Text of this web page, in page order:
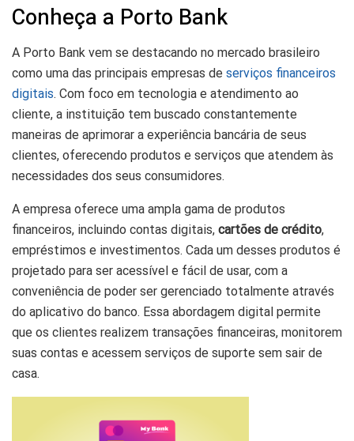
Conheça a Porto Bank
A Porto Bank vem se destacando no mercado brasileiro
como uma das principais empresas de serviços financeiros
digitais. Com foco em tecnologia e atendimento ao
cliente, a instituição tem buscado constantemente
maneiras de aprimorar a experiência bancária de seus
clientes, oferecendo produtos e serviços que atendem às
necessidades dos seus consumidores.
A empresa oferece uma ampla gama de produtos
financeiros, incluindo contas digitais, cartões de crédito,
empréstimos e investimentos. Cada um desses produtos é
projetado para ser acessível e fácil de usar, com a
conveniência de poder ser gerenciado totalmente através
do aplicativo do banco. Essa abordagem digital permite
que os clientes realizem transações financeiras, monitorem
suas contas e acessem serviços de suporte sem sair de
casa.